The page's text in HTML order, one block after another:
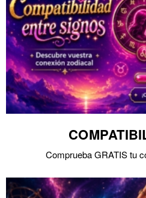
Comprueba GRATIS tu